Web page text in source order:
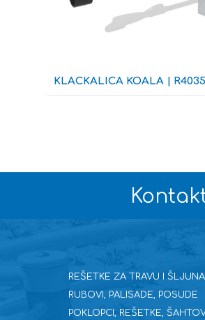
KLACKALICA KOALA | R4035
REŠETKE ZA TRAVU I
RUBOVI, PALISADE, POSUDE
POKLOPCI, REŠETKE,